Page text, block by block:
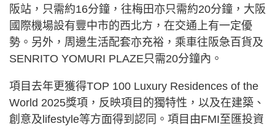
阪站，只需約16分鐘，往梅田亦只需約20分鐘，大阪
國際機場設有豐中市的西北方，在交通上有一定優
勢。另外，周邊生活配套亦充裕，乘車往阪急百貨及
SENRITO YOMURI PLAZE只需20分鐘內。
項目去年更獲得TOP 100 Luxury Residences of the
World 2025獎項，反映項目的獨特性，以及在建築、
創意及lifestyle等方面得到認同。項目由FMI至匯投資